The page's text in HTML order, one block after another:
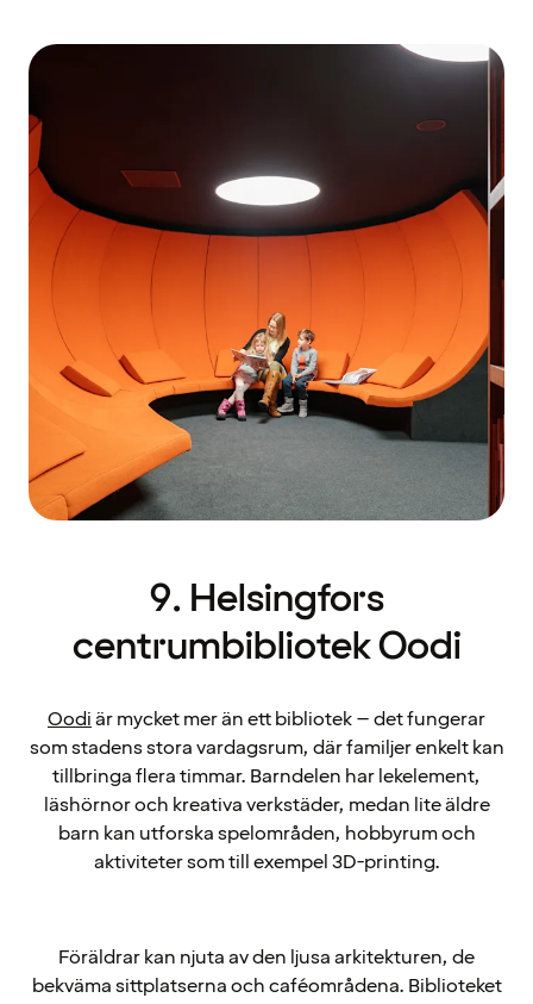
9. Helsingfors
centrumbibliotek Oodi
Oodiär mycket mer än ett bibliotek – det fungerar
som stadens stora vardagsrum, där familjer enkelt kan
tillbringa flera timmar. Barndelen har lekelement,
läshörnor och kreativa verkstäder, medan lite äldre
barn kan utforska spelområden, hobbyrum och
aktiviteter som till exempel 3D-printing.
Föräldrar kan njuta av den ljusa arkitekturen, de
bekväma sittplatserna och caféområdena. Biblioteket